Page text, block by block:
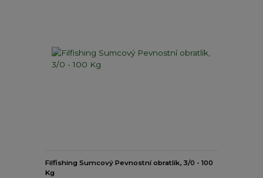
Filfishing Sumcový Pevnostní obratlík, 3/0 - 100
Kg